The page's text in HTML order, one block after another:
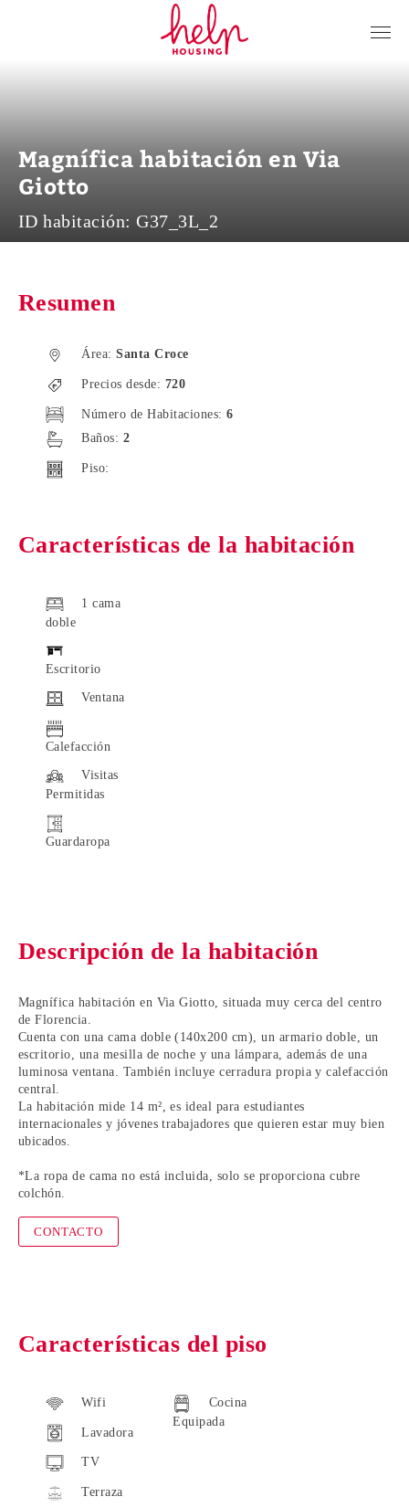
Log in
Magnífica habitación en Via
Giotto
ID habitación:G37_3L_2
Resumen
Área: Santa Croce
Precios desde: 720
Número de Habitaciones: 6
Baños: 2
Piso:
Características de la habitación
1 cama
doble
Escritorio
Ventana
Calefacción
Visitas
Permitidas
Guardaropa
Descripción de la habitación
Magnífica habitación en Via Giotto , situada muy cerca del centro
de Florencia
Cuenta con una cama doble (140x200 cm), un armario doble, un
escritorio, una mesilla de noche y una lámpara, además de una
luminosa ventana. También incluye cerradura propia y calefacción
central.
La habitación mide 14 m², es ideal paraestudiantes
internacionales y jóvenes trabajadores que quieren estar muy bien
ubicados.
*La ropa de cama no está incluida, solo se proporciona cubre
colchón.
CONTACTO
Características del piso
Wifi
Lavadora
TV
Terraza
Cocina
Equipada